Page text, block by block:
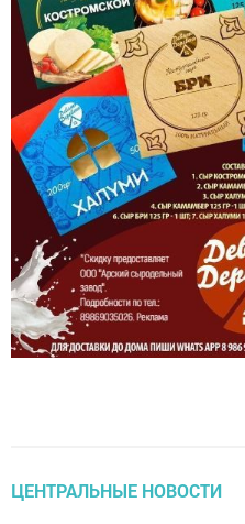
ЦЕНТРАЛЬНЫЕ НОВОСТИ